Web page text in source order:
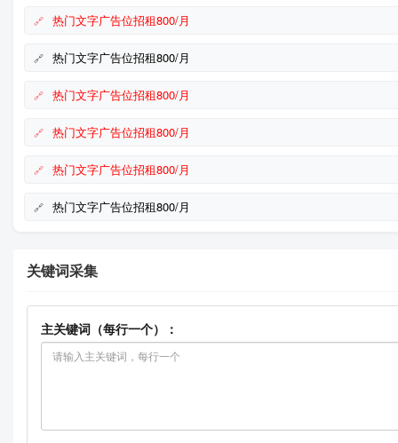
热门文字广告位招租800/月
热门文字广告位招租800/月
热门文字广告位招租800/月
热门文字广告位招租800/月
热门文字广告位招租800/月
热门文字广告位招租800/月
关键词采集
主关键词（每行一个）：